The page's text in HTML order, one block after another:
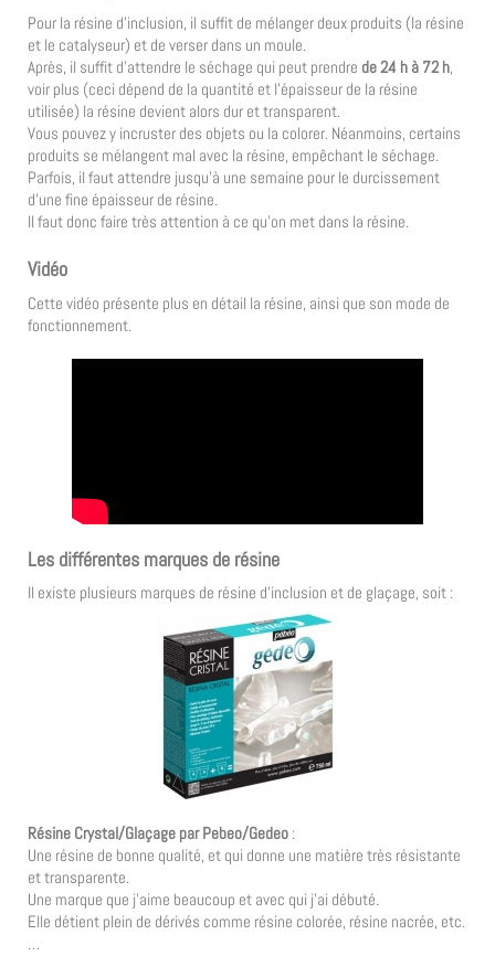
Pour la résine d’inclusion, il suffit de mélanger deux produits (la résine
et le catalyseur) et de verser dans un moule.
Après, il suffit d’attendre le séchage qui peut prendre de 24 h à 72 h
voir plus (ceci dépend de la quantité et l’épaisseur de la résine
utilisée) la résine devient alors dur et transparent.
Vous pouvez y incruster des objets ou la colorer. Néanmoins, certains
produits se mélangent mal avec la résine, empêchant le séchage.
Parfois, il faut attendre jusqu’à une semaine pour le durcissement
d’une fine épaisseur de résine.
Il faut donc faire très attention à ce qu’on met dans la résine.
Vidéo
Cette vidéo présente plus en détail la résine, ainsi que son mode de
fonctionnement.
Les différentes marques de résine
Il existe plusieurs marques de résine d’inclusion et de glaçage, soit :
Résine Crystal/Glaçage par Pebeo/Gedeo :
Une résine de bonne qualité, et qui donne une matière très résistante
et transparente.
Une marque que j’aime beaucoup et avec qui j’ai débuté.
Elle détient plein de dérivés comme résine colorée, résine nacrée, etc.
…